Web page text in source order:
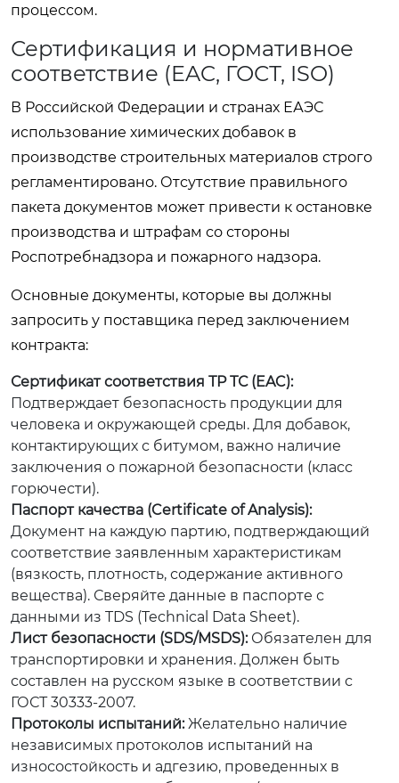
процессом.
Сертификация и нормативное
соответствие (EAC, ГОСТ, ISO)
В Российской Федерации и странах ЕАЭС
использование химических добавок в
производстве строительных материалов строго
регламентировано. Отсутствие правильного
пакета документов может привести к остановке
производства и штрафам со стороны
Роспотребнадзора и пожарного надзора.
Основные документы, которые вы должны
запросить у поставщика перед заключением
контракта:
Сертификат соответствия ТР ТС (EAC):
Подтверждает безопасность продукции для
человека и окружающей среды. Для добавок,
контактирующих с битумом, важно наличие
заключения о пожарной безопасности (класс
горючести).
Паспорт качества (Certificate of Analysis):
Документ на каждую партию, подтверждающий
соответствие заявленным характеристикам
(вязкость, плотность, содержание активного
вещества). Сверяйте данные в паспорте с
данными из TDS (Technical Data Sheet).
Лист безопасности (SDS/MSDS):Обязателен для
транспортировки и хранения. Должен быть
составлен на русском языке в соответствии с
ГОСТ 30333-2007.
Протоколы испытаний:Желательно наличие
независимых протоколов испытаний на
износостойкость и адгезию, проведенных в